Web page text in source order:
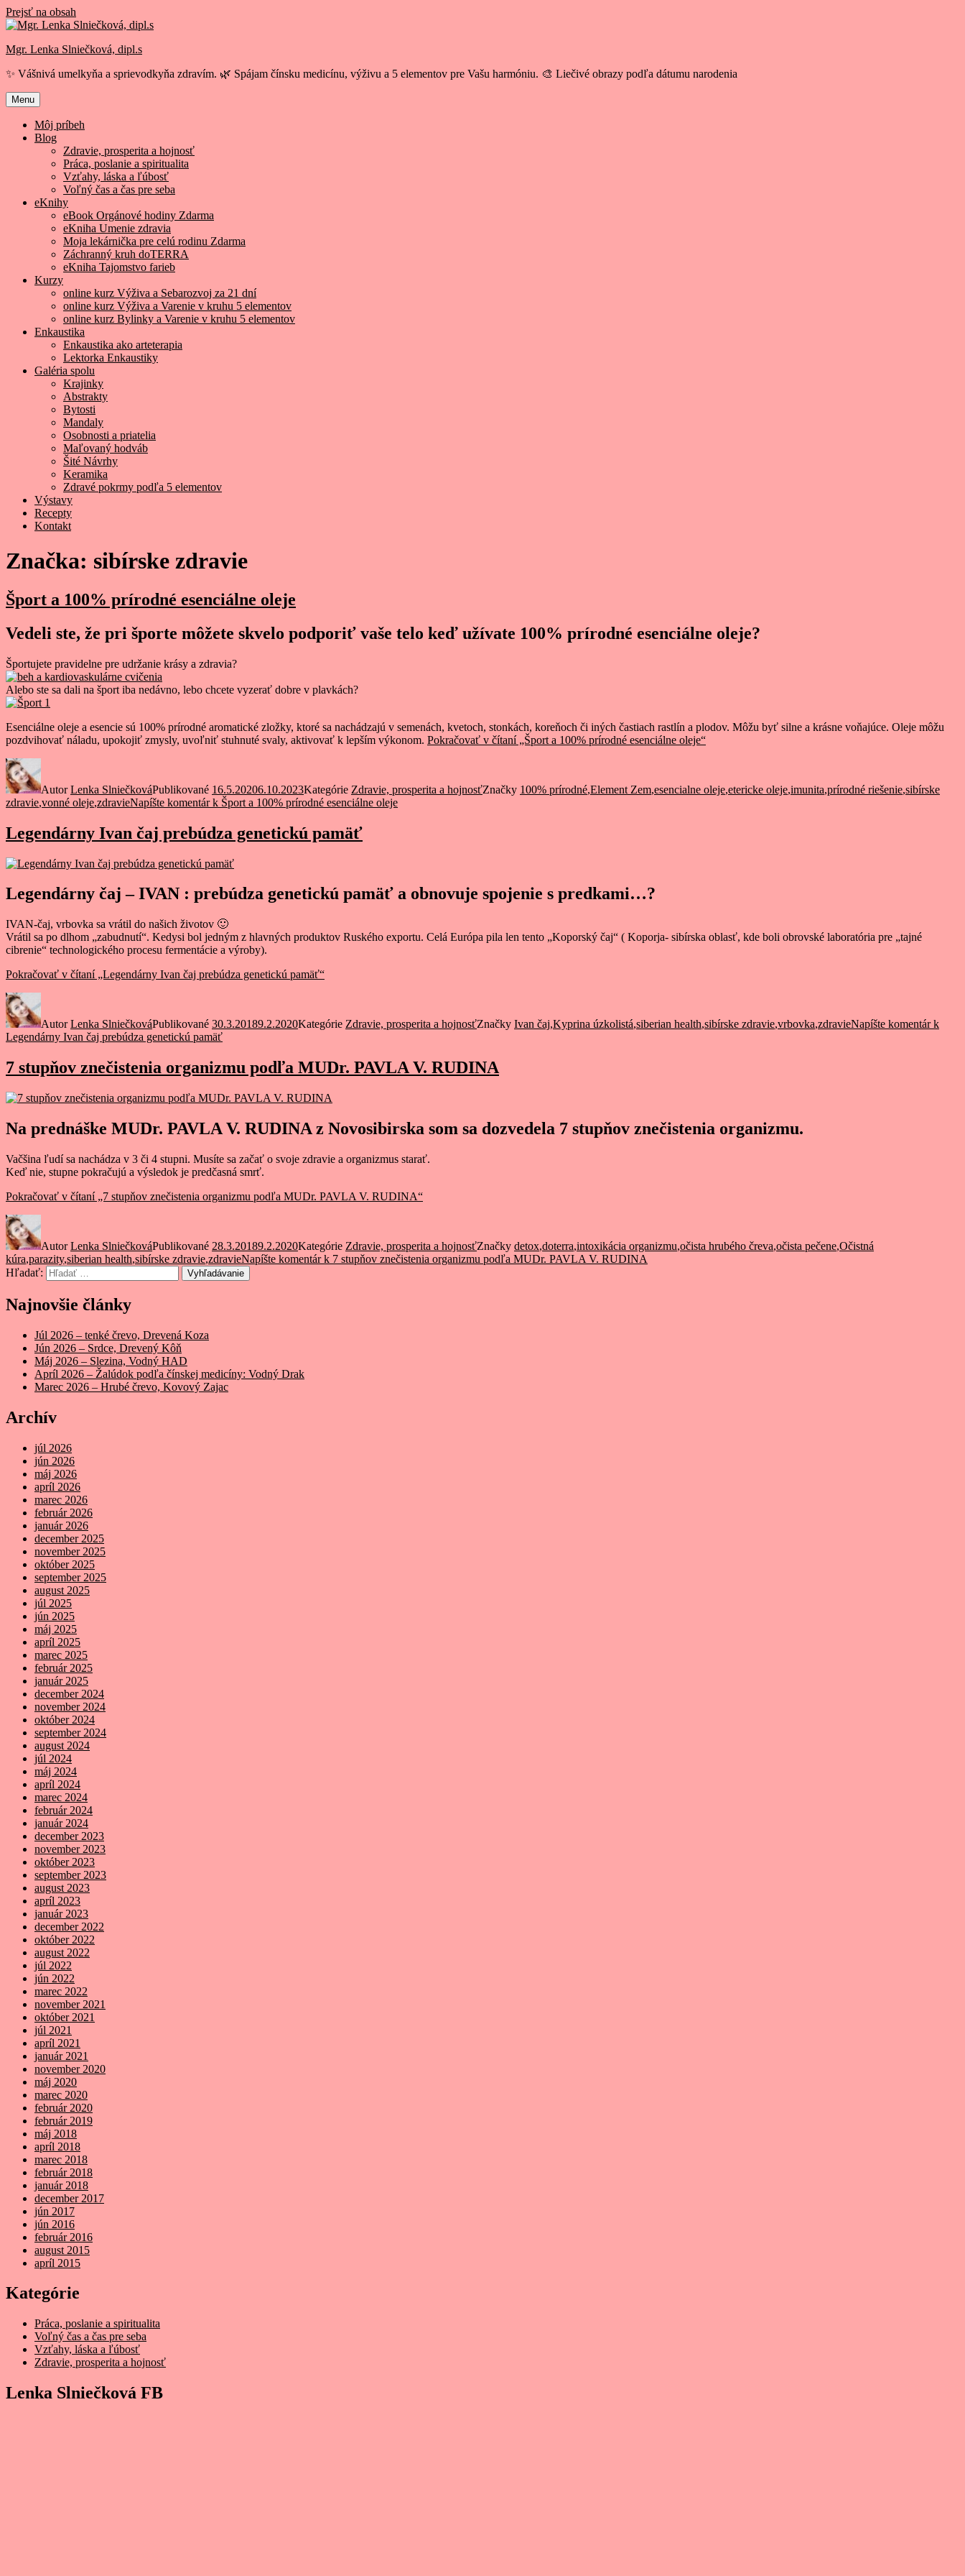
Prejsť na obsah
Mgr. Lenka Slniečková, dipl.s
✨ Vášnivá umelkyňa a sprievodkyňa zdravím. 🌿 Spájam čínsku medicínu, výživu a 5 elementov pre Vašu harmóniu. 🎨 Liečivé obrazy podľa dátumu narodenia
Menu
Môj príbeh
Blog
Zdravie, prosperita a hojnosť
Práca, poslanie a spiritualita
Vzťahy, láska a ľúbosť
Voľný čas a čas pre seba
eKnihy
eBook Orgánové hodiny Zdarma
eKniha Umenie zdravia
Moja lekárnička pre celú rodinu Zdarma
Záchranný kruh doTERRA
eKniha Tajomstvo farieb
Kurzy
online kurz Výživa a Sebarozvoj za 21 dní
online kurz Výživa a Varenie v kruhu 5 elementov
online kurz Bylinky a Varenie v kruhu 5 elementov
Enkaustika
Enkaustika ako arteterapia
Lektorka Enkaustiky
Galéria spolu
Krajinky
Abstrakty
Bytosti
Mandaly
Osobnosti a priatelia
Maľovaný hodváb
Šité Návrhy
Keramika
Zdravé pokrmy podľa 5 elementov
Výstavy
Recepty
Kontakt
Značka: sibírske zdravie
Šport a 100% prírodné esenciálne oleje
Vedeli ste, že pri športe môžete skvelo podporiť vaše telo keď užívate 100% prírodné esenciálne oleje?
Športujete pravidelne pre udržanie krásy a zdravia?
Alebo ste sa dali na šport iba nedávno, lebo chcete vyzerať dobre v plavkách?
Esenciálne oleje a esencie sú 100% prírodné aromatické zložky, ktoré sa nachádzajú v semenách, kvetoch, stonkách, koreňoch či iných častiach rastlín a plodov. Môžu byť silne a krásne voňajúce. Oleje môžu
pozdvihovať náladu, upokojiť zmysly, uvoľniť stuhnuté svaly, aktivovať k lepším výkonom. Pokračovať v čítaní„Šport a 100% prírodné esenciálne oleje“
AutorLenka SlniečkováPublikované 16.5.20206.10.2023Kategórie Zdravie, prosperita a hojnosťZnačky 100% prírodné,Element Zem,esencialne oleje,etericke oleje,imunita,prírodné riešenie,sibírske
zdravie,vonné oleje,zdravieNapíšte komentárk Šport a 100% prírodné esenciálne oleje
Legendárny Ivan čaj prebúdza genetickú pamäť
Legendárny čaj – IVAN : prebúdza genetickú pamäť a obnovuje spojenie s predkami…?
IVAN-čaj, vrbovka sa vrátil do našich životov 🙂
Vrátil sa po dlhom „zabudnutí“. Kedysi bol jedným z hlavných produktov Ruského exportu. Celá Európa pila len tento „Koporský čaj“ ( Koporja- sibírska oblasť, kde boli obrovské laboratória pre „tajné
cibrenie“ technologického procesu fermentácie a výroby).
Pokračovať v čítaní„Legendárny Ivan čaj prebúdza genetickú pamäť“
AutorLenka SlniečkováPublikované 30.3.20189.2.2020Kategórie Zdravie, prosperita a hojnosťZnačky Ivan čaj,Kyprina úzkolistá,siberian health,sibírske zdravie,vrbovka,zdravieNapíšte komentárk
Legendárny Ivan čaj prebúdza genetickú pamäť
7 stupňov znečistenia organizmu podľa MUDr. PAVLA V. RUDINA
Na prednáške MUDr. PAVLA V. RUDINA z Novosibirska som sa dozvedela 7 stupňov znečistenia organizmu.
Vačšina ľudí sa nachádza v 3 či 4 stupni. Musíte sa začať o svoje zdravie a organizmus starať.
Keď nie, stupne pokračujú a výsledok je predčasná smrť.
Pokračovať v čítaní„7 stupňov znečistenia organizmu podľa MUDr. PAVLA V. RUDINA“
AutorLenka SlniečkováPublikované 28.3.20189.2.2020Kategórie Zdravie, prosperita a hojnosťZnačky detox,doterra,intoxikácia organizmu,očista hrubého čreva,očista pečene,Očistná
kúra,parazity,siberian health,sibírske zdravie,zdravieNapíšte komentárk 7 stupňov znečistenia organizmu podľa MUDr. PAVLA V. RUDINA
Hľadať:
Vyhľadávanie
Najnovšie články
Júl 2026 – tenké črevo, Drevená Koza
Jún 2026 – Srdce, Drevený Kôň
Máj 2026 – Slezina, Vodný HAD
Apríl 2026 – Žalúdok podľa čínskej medicíny: Vodný Drak
Marec 2026 – Hrubé črevo, Kovový Zajac
Archív
júl 2026
jún 2026
máj 2026
apríl 2026
marec 2026
február 2026
január 2026
december 2025
november 2025
október 2025
september 2025
august 2025
júl 2025
jún 2025
máj 2025
apríl 2025
marec 2025
február 2025
január 2025
december 2024
november 2024
október 2024
september 2024
august 2024
júl 2024
máj 2024
apríl 2024
marec 2024
február 2024
január 2024
december 2023
november 2023
október 2023
september 2023
august 2023
apríl 2023
január 2023
december 2022
október 2022
august 2022
júl 2022
jún 2022
marec 2022
november 2021
október 2021
júl 2021
apríl 2021
január 2021
november 2020
máj 2020
marec 2020
február 2020
február 2019
máj 2018
apríl 2018
marec 2018
február 2018
január 2018
december 2017
jún 2017
jún 2016
február 2016
august 2015
apríl 2015
Kategórie
Práca, poslanie a spiritualita
Voľný čas a čas pre seba
Vzťahy, láska a ľúbosť
Zdravie, prosperita a hojnosť
Lenka Slniečková FB